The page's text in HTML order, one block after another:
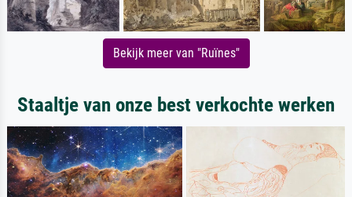
Bekijk meer van "Ruïnes"
Staaltje van onze best verkochte werken